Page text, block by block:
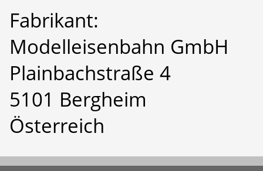
Fabrikant:
Modelleisenbahn GmbH
Plainbachstraße 4
5101 Bergheim
Österreich